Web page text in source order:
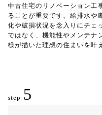
中古住宅のリノベーション工
ることが重要です。給排水や
化や破損状況を念入りにチェ
ではなく、機能性やメンテナ
様が描いた理想の住まいを叶
step 5